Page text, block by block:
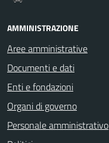
AMMINISTRAZIONE
Aree amministrative
Documenti e dati
Enti e fondazioni
Organi di governo
Personale amministrativo